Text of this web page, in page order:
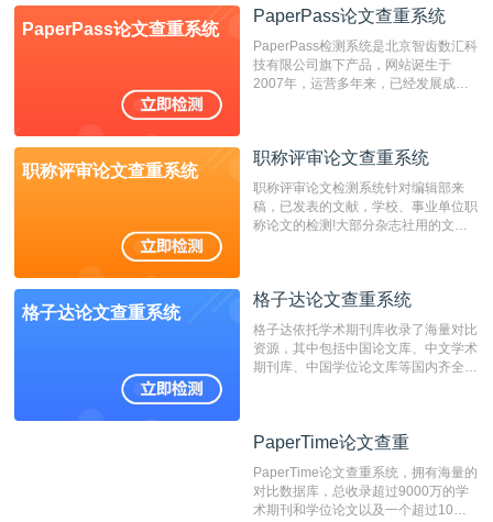
检测系统，其真实性和权威性无可厚
非。其次，相对于知网而言，万方检测
费用少，上手容易，是学生初次论文查
重的推荐系统。
PaperPass论文查重系统
PaperPass论文查重系统
PaperPass检测系统是北京智齿数汇科
技有限公司旗下产品，网站诞生于
2007年，运营多年来，已经发展成为
检测速度快、精度高，市场反映良好。
职称评审论文查重系统
职称评审论文查重系统
职称评审论文检测系统针对编辑部来
稿，已发表的文献，学校、事业单位职
称论文的检测!大部分杂志社用的文献
编辑部检测来稿和已发表的文献,检测
测时注意填写第一作者,才能排除已发
表文献复制比。（限制字符数1万）
格子达论文查重系统
格子达论文查重系统
格子达依托学术期刊库收录了海量对比
资源，其中包括中国论文库、中文学术
期刊库、中国学位论文库等国内齐全的
系统，可检测中文、英文两种语言的论
PaperTime论文查重
PaperTime论文查重系统，拥有海量的
对比数据库，总收录超过9000万的学
术期刊和学位论文以及一个超过10亿